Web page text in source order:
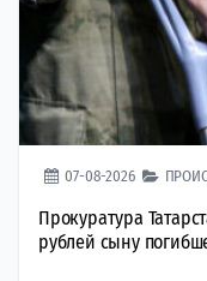
07-08-2026
Прокуратура
рублей сыну